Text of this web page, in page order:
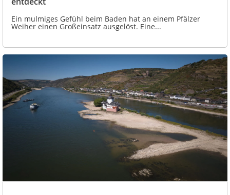
Ein mulmiges Gefühl beim Baden hat an einem Pfälzer
Weiher einen Großeinsatz ausgelöst. Eine...